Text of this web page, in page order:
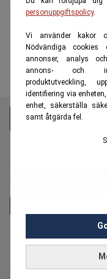
personuppgiftspolicy.
Vi använder kakor
Nödvändiga cookies
annonser, analys
annons- och
produktutveckling,
identifiering via
enhet, säkerställa
samt åtgärda fel.
men flera dör ut
E55 är en
dig över 55 år som
sparande, pension
Hantera
Cookiepolicy